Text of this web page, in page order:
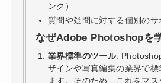
ンク）
質問や疑問に対する個別のサ
なぜAdobe Photoshopを
業界標準のツール:
ザインや写真編集の業界で
ます。そのため、これをマ